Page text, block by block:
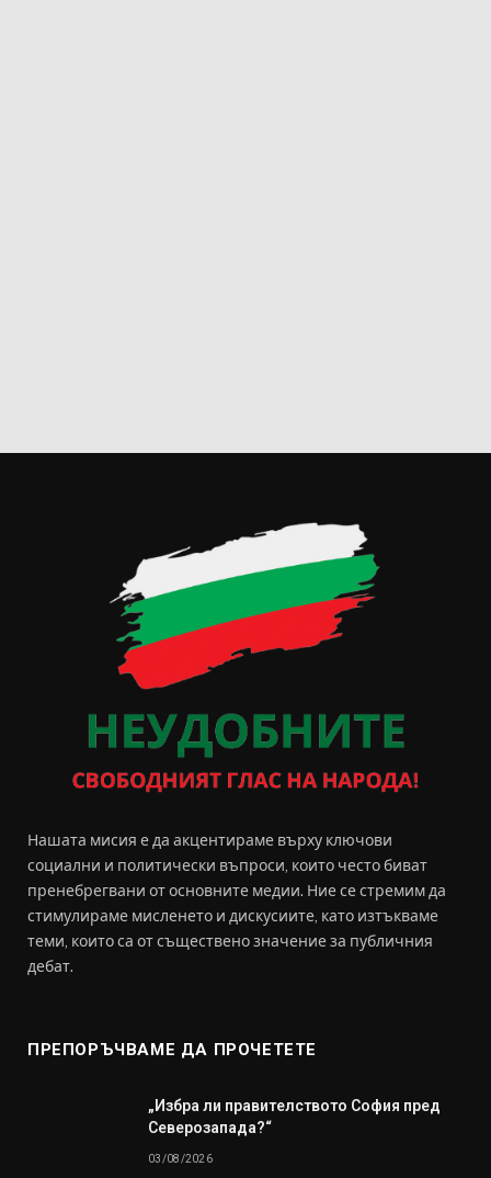
Нашата мисия е да акцентираме върху ключови
социални и политически въпроси, които често биват
пренебрегвани от основните медии. Ние се стремим да
стимулираме мисленето и дискусиите, като изтъкваме
теми, които са от съществено значение за публичния
дебат.
ПРЕПОРЪЧВАМЕ ДА ПРОЧЕТЕТЕ
„Избра ли правителството София пред
Северозапада?“
03/08/2026